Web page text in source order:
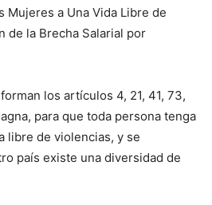
Mujeres a Una Vida Libre de
de la Brecha Salarial por
los artículos 4, 21, 41, 73,
para que toda persona tenga
libre de violencias, y se
país existe una diversidad de